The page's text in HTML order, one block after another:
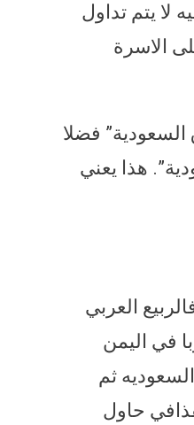
لا يتم تداول
الاسرة
فضلا
هذا يعني
العربي
في اليمن
ثم
حاول